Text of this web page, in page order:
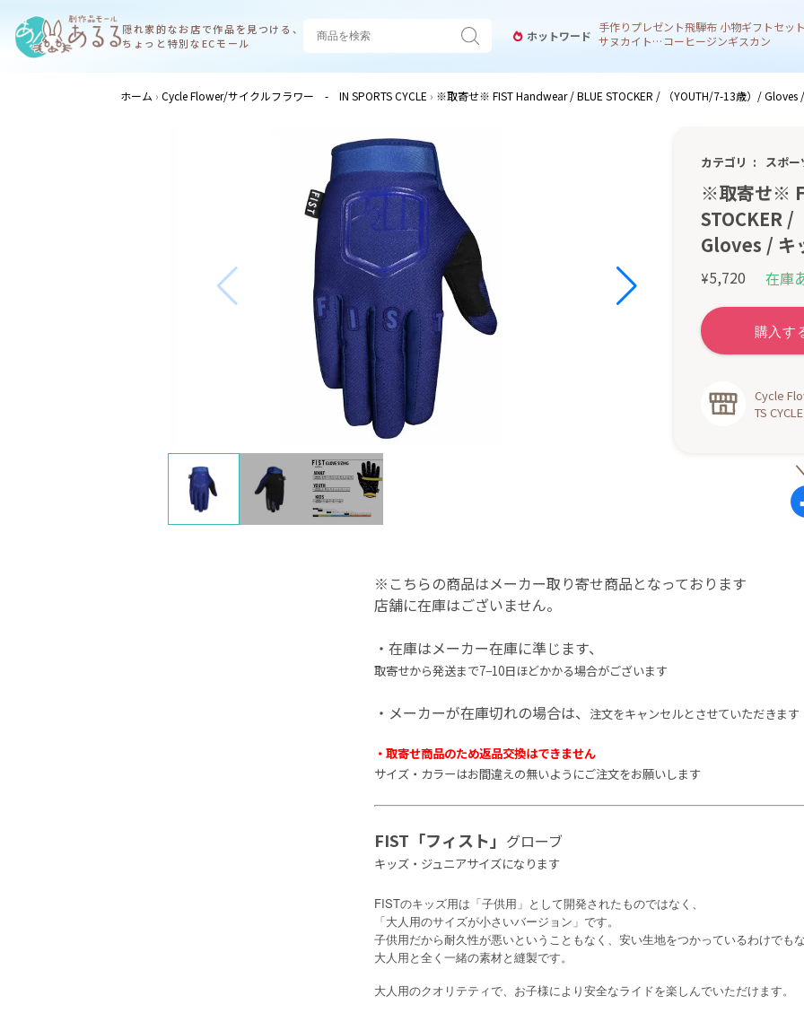
隠れ家的なお店で作品を見つける、
ちょっと特別なECモール
ホットワード
手作りプレゼント飛騨布 小物ギフトセッ
サヌカイト 風鈴コーヒージンギスカン
ホーム Cycle Flower/サイクルフラワー - IN SPORTS CYCLE ※取寄せ※ FIST Handwear / BLUE STOCKER / （YOUTH/7-13歳）/ Gloves
カテゴリ スポ
※取寄せ※
STOCKER
Gloves / キ
¥5,720 在庫
Cycle
TS CYCLE
※こちらの商品はメーカー取り寄せ商品となっております
店舗に在庫はございません。
・在庫はメーカー在庫に準じます、
取寄せから発送まで7−10日ほどかかる場合がございます
・メーカーが在庫切れの場合は、 注文をキャンセルとさせていただきます
・取寄せ商品のため返品交換はできません
サイズ・カラーはお間違えの無いようにご注文をお願いします
FIST「フィスト」 グローブ
キッズ・ジュニアサイズになります
FISTのキッズ用は「子供用」として開発されたものではなく、
「大人用のサイズが小さいバージョン」です。
子供用だから耐久性が悪いということもなく、安い生地をつかっているわけでも
大人用と全く一緒の素材と縫製です。
大人用のクオリテティで、お子様により安全なライドを楽しんでいただけます。